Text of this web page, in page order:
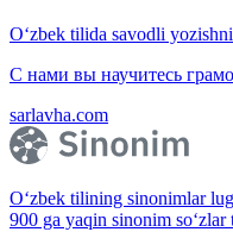
O‘zbek tilida savodli
С нами вы научитесь
sarlavha.com
O‘zbek tilining sinonimlar
900 ga yaqin sinonim so‘zlar